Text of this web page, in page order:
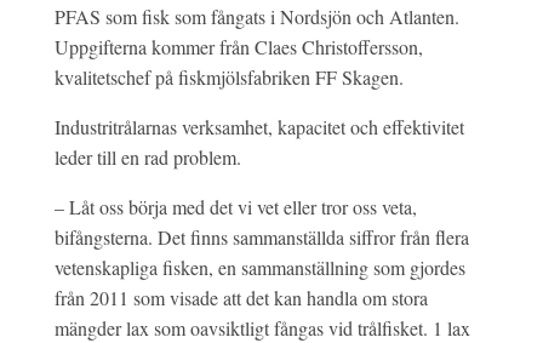
PFAS som fisk som fångats i Nordsjön och Atlanten.
Uppgifterna kommer från Claes Christoffersson,
kvalitetschef på fiskmjölsfabriken FF Skagen.
Industritrålarnas verksamhet, kapacitet och effektivitet
leder till en rad problem.
– Låt oss börja med det vi vet eller tror oss veta,
bifångsterna. Det finns sammanställda siffror från flera
vetenskapliga fisken, en sammanställning som gjordes
från 2011 som visade att det kan handla om stora
mängder lax som oavsiktligt fångas vid trålfisket. 1 lax